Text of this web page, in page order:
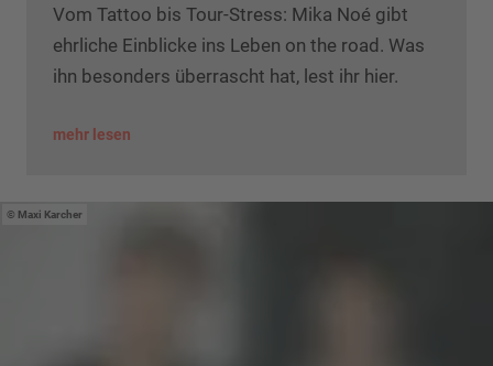
Vom Tattoo bis Tour-Stress: Mika Noé gibt
ehrliche Einblicke ins Leben on the road. Was
ihn besonders überrascht hat, lest ihr hier.
mehr lesen
Maxi Karcher